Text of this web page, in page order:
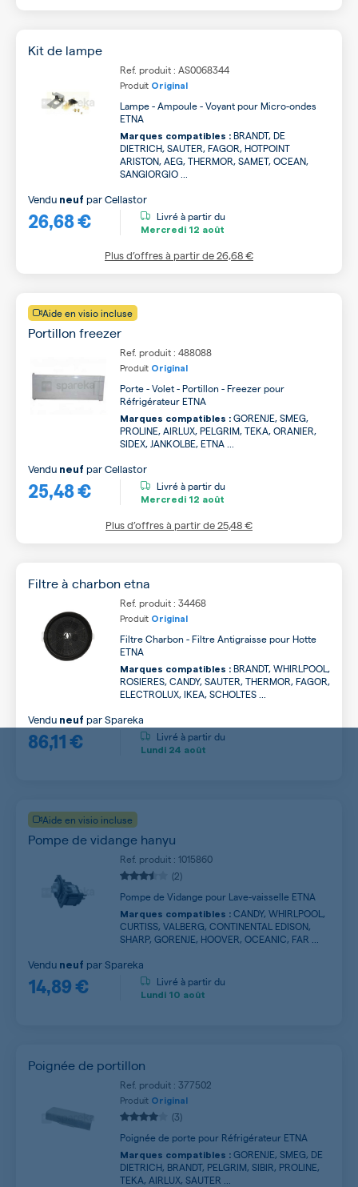
Kit de lampe
Ref. produit : AS0068344
Produit Original
Lampe - Ampoule - Voyant pour Micro-ondes
ETNA
Marques compatibles : BRANDT, DE
DIETRICH, SAUTER, FAGOR, HOTPOINT
ARISTON, AEG, THERMOR, SAMET, OCEAN,
SANGIORGIO ...
26,68 €
Vendu neuf parCellastor
Livré à partir du
Mercredi 12 août
Plus d’offres à partir de26,68 €
Aide en visio incluse
Portillon freezer
Ref. produit : 488088
Produit Original
Porte - Volet - Portillon - Freezer pour
Réfrigérateur ETNA
Marques compatibles : GORENJE, SMEG,
PROLINE, AIRLUX, PELGRIM, TEKA, ORANIER,
SIDEX, JANKOLBE, ETNA ...
25,48 €
Vendu neuf parCellastor
Livré à partir du
Mercredi 12 août
Plus d’offres à partir de25,48 €
Filtre à charbon etna
Ref. produit : 34468
Produit Original
Filtre Charbon - Filtre Antigraisse pour Hotte
ETNA
Marques compatibles : BRANDT, WHIRLPOOL,
ROSIERES, CANDY, SAUTER, THERMOR, FAGOR,
ELECTROLUX, IKEA, SCHOLTES ...
86,11 €
Vendu neuf parSpareka
Livré à partir du
Lundi 24 août
Aide en visio incluse
Pompe de vidange hanyu
Ref. produit : 1015860
(2)
Pompe de Vidange pour Lave-vaisselle ETNA
Marques compatibles : CANDY, WHIRLPOOL,
CURTISS, VALBERG, CONTINENTAL EDISON,
SHARP, GORENJE, HOOVER, OCEANIC, FAR ...
14,89 €
Vendu neuf parSpareka
Livré à partir du
Lundi 10 août
Poignée de portillon
Ref. produit : 377502
Produit Original
(3)
Poignée de porte pour Réfrigérateur ETNA
Marques compatibles : GORENJE, SMEG, DE
DIETRICH, BRANDT, PELGRIM, SIBIR, PROLINE,
TEKA, AIRLUX, SAUTER ...